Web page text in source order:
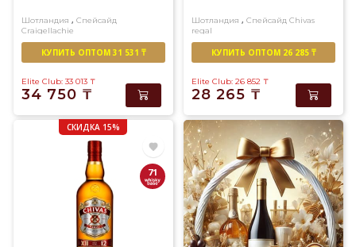
Шотландия , Спейсайд
Craigellachie
Односолодовый
КУПИТЬ ОПТОМ 31 531 ₸
Elite Club: 33 013 ₸
34 750 ₸
Шотландия , Спейсайд Chivas
regal
Купажированный
КУПИТЬ ОПТОМ 26 285 ₸
Elite Club: 26 852 ₸
28 265 ₸
СКИДКА 15%
71